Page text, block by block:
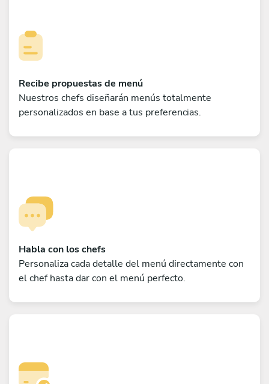
Recibe propuestas de menú
Nuestros chefs diseñarán menús totalmente
personalizados en base a tus preferencias.
Habla con los chefs
Personaliza cada detalle del menú directamente con
el chef hasta dar con el menú perfecto.